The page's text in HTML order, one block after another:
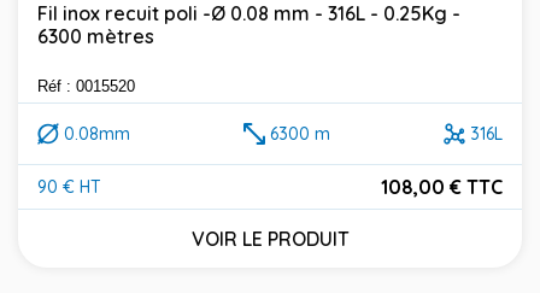
Fil inox recuit poli -Ø 0.08 mm - 316L - 0.25Kg -
6300 mètres
Réf : 0015520
0.08mm 6300 m 316L
90 € HT
Prix
108,00 € TTC
VOIR LE PRODUIT